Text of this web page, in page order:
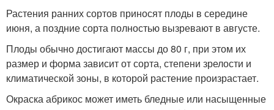
Растения ранних сортов приносят плоды в середине
июня, а поздние сорта полностью вызревают в августе.
Плоды обычно достигают массы до 80 г, при этом их
размер и форма зависит от сорта, степени зрелости и
климатической зоны, в которой растение произрастает.
Окраска абрикос может иметь бледные или насыщенные